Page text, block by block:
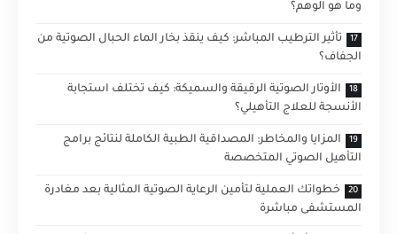
وما هو الوهم؟
تأثير الترطيب المباشر: كيف ينقذ بخار الماء الحبال الصوتية من
الجفاف؟
الأوتار الصوتية الرقيقة والسميكة: كيف تختلف استجابة
الأنسجة للعلاج التأهيلي؟
المزايا والمخاطر: المصداقية الطبية الكاملة لنتائج برامج
التأهيل الصوتي المتخصصة
خطواتك العملية لتأمين الرعاية الصوتية المثالية بعد مغادرة
المستشفى مباشرة